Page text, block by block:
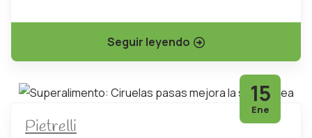
Seguir leyendo
15
Ene
Pietrelli